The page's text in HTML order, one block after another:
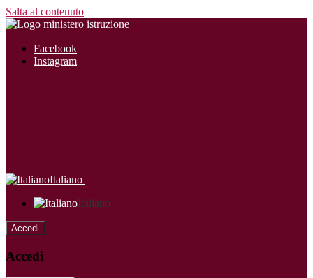
Salta al contenuto
Facebook
Instagram
Italiano
Italiano
Accedi
Accedi